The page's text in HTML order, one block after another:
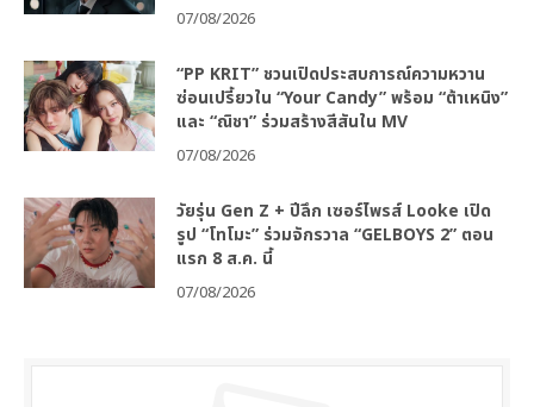
07/08/2026
“PP KRIT” ชวนเปิดประสบการณ์ความหวาน
ซ่อนเปรี้ยวใน “Your Candy” พร้อม “ต้าเหนิง”
และ “ณิชา” ร่วมสร้างสีสันใน MV
07/08/2026
วัยรุ่น Gen Z + ปีลึก เซอร์ไพรส์ Looke เปิด
รูป “โทโมะ” ร่วมจักรวาล “GELBOYS 2” ตอน
แรก 8 ส.ค. นี้
07/08/2026